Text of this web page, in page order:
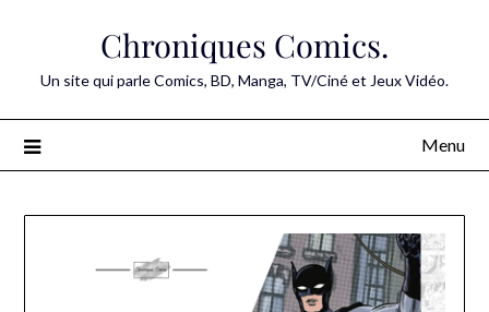
Chroniques Comics.
Un site qui parle Comics, BD, Manga, TV/Ciné et Jeux Vidéo.
Menu